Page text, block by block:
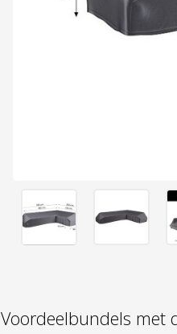
Voordeelbundels met